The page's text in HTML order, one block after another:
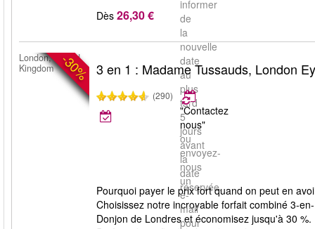
informer
de
la
nouvelle
date
au
plus
tard
5
jours
avant
la
date
réservée.
Dès 26,30 €
-30%
London, United
Kingdom
3 en 1 : Madame Tussauds, London
(290)
"Contactez
nous"
ou
envoyez-
nous
un
e-
mail
pour
Pourquoi payer le prix fort quand on peut en
Choisissez notre incroyable forfait combiné 3-
Donjon de Londres et économisez jusqu'à 30